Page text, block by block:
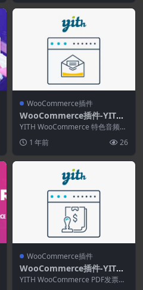
WooCommerce插件
WooCommerce插件-YITH
WooCommerce Featured
Audio & Video Content Pr
emium 1.49.0
YITH WooCommerce 特色音频和
1 年前 26
WooCommerce插件
WooCommerce插件-YITH
WooCommerce PDF Invoi
YITH WooCommerce PDF发票和